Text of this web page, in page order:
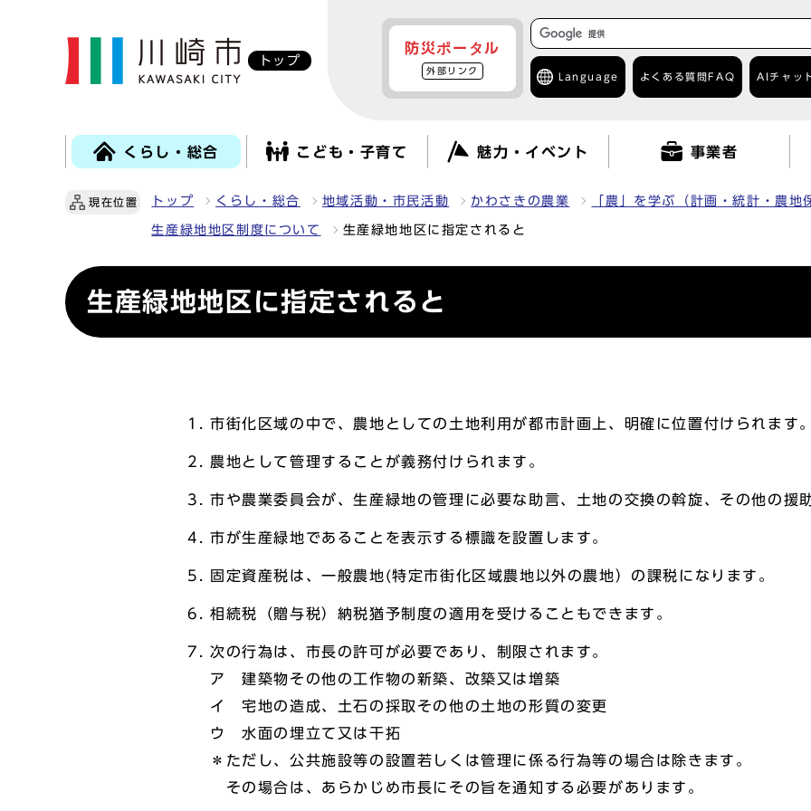
トップ
防災ポータル
外部リンク
Language よくある質問 FAQ AIチャッ
くらし・総合 こども・子育て 魅力・イベント 事業者
現在位置 トップ くらし・総合 地域活動・市民活動 かわさきの農業 「農」を学ぶ（計画・統計・農地
生産緑地地区制度について 生産緑地地区に指定されると
生産緑地地区に指定されると
市街化区域の中で、農地としての土地利用が都市計画上、明確に位置付けられます。
農地として管理することが義務付けられます。
市や農業委員会が、生産緑地の管理に必要な助言、土地の交換の斡旋、その他の援
市が生産緑地であることを表示する標識を設置します。
固定資産税は、一般農地(特定市街化区域農地以外の農地）の課税になります。
相続税（贈与税）納税猶予制度の適用を受けることもできます。
次の行為は、市長の許可が必要であり、制限されます。
ア 建築物その他の工作物の新築、改築又は増築
イ 宅地の造成、土石の採取その他の土地の形質の変更
ウ 水面の埋立て又は干拓
＊ただし、公共施設等の設置若しくは管理に係る行為等の場合は除きます。
その場合は、あらかじめ市長にその旨を通知する必要があります。